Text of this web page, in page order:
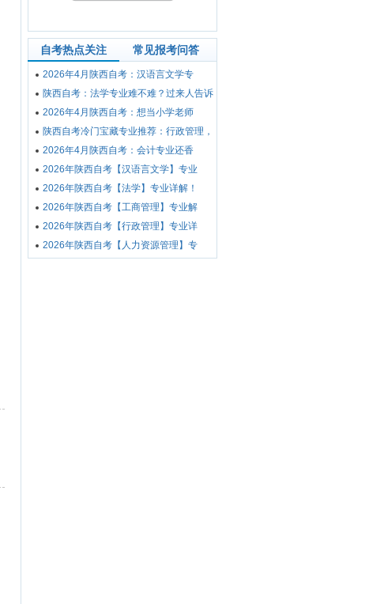
自考热点关注 常见报考问答
2026年4月陕西自考：汉语言文学专
陕西自考：法学专业难不难？过来人告诉
2026年4月陕西自考：想当小学老师
陕西自考冷门宝藏专业推荐：行政管理，
2026年4月陕西自考：会计专业还香
2026年陕西自考【汉语言文学】专业
2026年陕西自考【法学】专业详解！
2026年陕西自考【工商管理】专业解
2026年陕西自考【行政管理】专业详
2026年陕西自考【人力资源管理】专